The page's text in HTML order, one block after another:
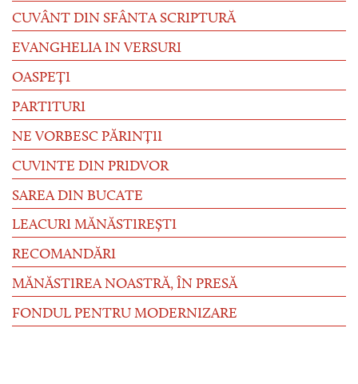
CUVÂNT DIN SFÂNTA SCRIPTURĂ
EVANGHELIA IN VERSURI
OASPEȚI
PARTITURI
NE VORBESC PĂRINȚII
CUVINTE DIN PRIDVOR
SAREA DIN BUCATE
LEACURI MĂNĂSTIREȘTI
RECOMANDĂRI
MĂNĂSTIREA NOASTRĂ, ÎN PRESĂ
FONDUL PENTRU MODERNIZARE